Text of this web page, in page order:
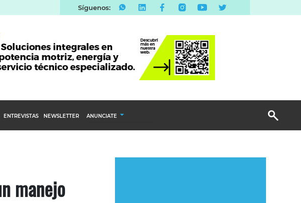
Síguenos:
ENTREVISTAS NEWSLETTER ANUNCIATE
Email Marketing
manejo